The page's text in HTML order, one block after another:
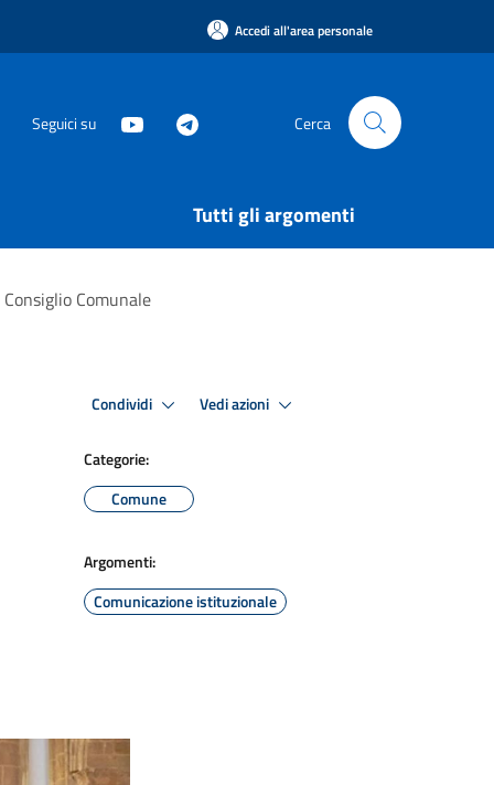
Accedi all'area personale
Seguici su Cerca
Tutti gli argomenti
Comunale
Condividi Vedi azioni
Categorie:
Comune
Argomenti:
Comunicazione istituzionale